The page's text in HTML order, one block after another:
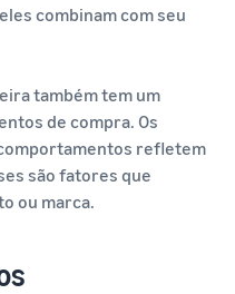
combinam com seu
também tem um
de compra. Os
refletem
são fatores que
ou marca.